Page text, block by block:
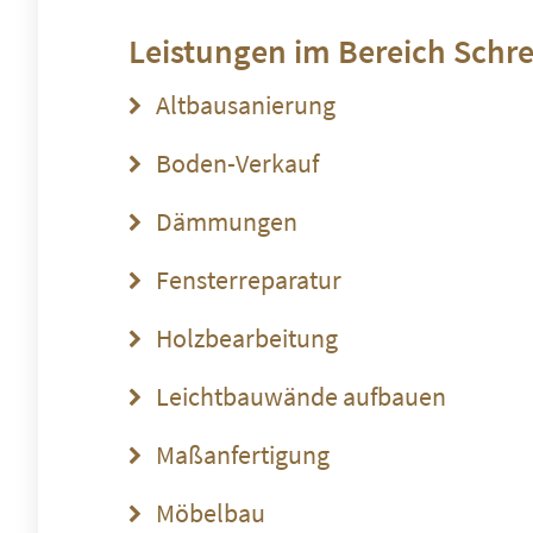
Leistungen im Bereich
Altbausanierung
Boden-Verkauf
Dämmungen
Fensterreparatur
Holzbearbeitung
Leichtbauwände aufbauen
Maßanfertigung
Möbelbau